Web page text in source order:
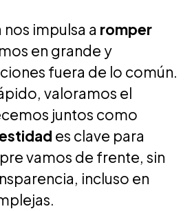
impulsa a romper
en grande y
fuera de lo común.
valoramos el
juntos como
es clave para
vamos de frente, sin
incluso en